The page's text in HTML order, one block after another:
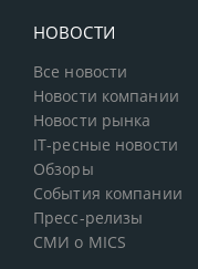
НОВОСТИ
Все новости
Новости компании
Новости рынка
IT-ресные новости
Обзоры
События компании
Пресс-релизы
СМИ о MICS